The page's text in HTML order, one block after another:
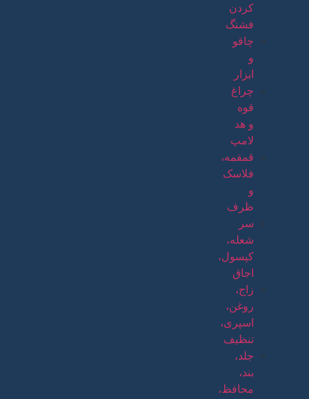
کردن
فشنگ
چاقو
و
ابزار
چراغ
قوه
و هد
لامپ
قمقمه،
فلاسک
و
ظرف
سر
شعله،
کپسول،
اجاق
زاج،
روغن،
اسپری،
تنظیف
جلد،
بند،
محافظ،